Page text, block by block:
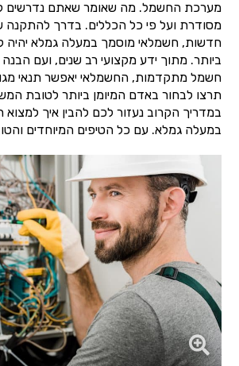
מערכת החשמל. מה שאומר שאתם נדרשים
מסודרת ועל פי כל הכללים. בדרך
חדשות, חשמלאי מוסמך במעלה גמלא יהיה
ביותר. מתוך ידע מקצועי רב שנים, ועם
חשמל מתקדמות, החשמלאי יאפשר תנאי
תרצו לבחור באדם המיומן ביותר לטובת
במדריך הקרוב נעזור לכם להבין איך
במעלה גמלא. עם כל הטיפים המיוחדים